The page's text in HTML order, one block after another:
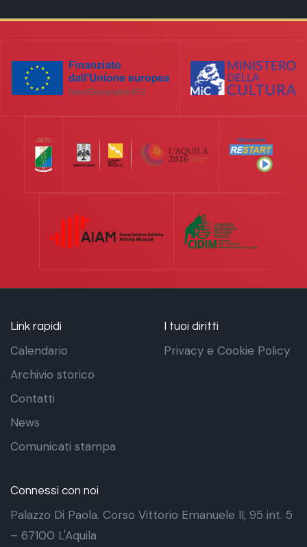
Link rapidi
Calendario
Archivio storico
Contatti
News
Comunicati stampa
I tuoi diritti
Privacy e Cookie Policy
Connessi con noi
Palazzo Di Paola. Corso Vittorio Emanuele II, 95 int. 5
– 67100 L'Aquila